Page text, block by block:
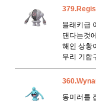
블래키급
댄다는것
해인 상황
무리 기합
동미러를